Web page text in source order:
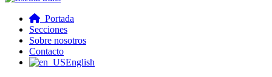
Portada
Secciones
Sobre nosotros
Contacto
English